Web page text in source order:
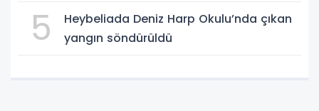
5
Heybeliada Deniz Harp Okulu’nda çıkan
yangın söndürüldü